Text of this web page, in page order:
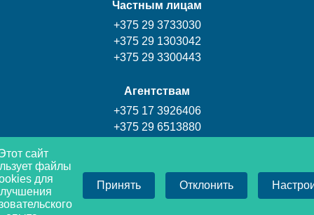
Частным лицам
+375 29 3733030
+375 29 1303042
+375 29 3300443
Агентствам
+375 17 3926406
+375 29 6513880
Турагентство Coral travel
+375 17 3009393
сайт
файлы
для
Принять Отклонить